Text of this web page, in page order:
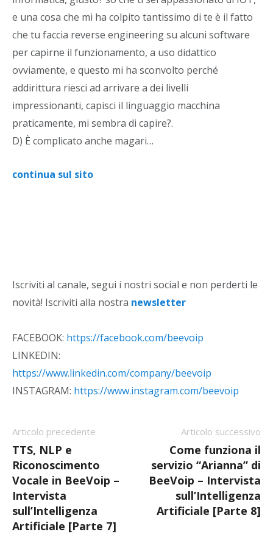
e una cosa che mi ha colpito tantissimo di te è il fatto
che tu faccia reverse engineering su alcuni software
per capirne il funzionamento, a uso didattico
ovviamente, e questo mi ha sconvolto perché
addirittura riesci ad arrivare a dei livelli
impressionanti, capisci il linguaggio macchina
praticamente, mi sembra di capire?.
D) È complicato anche magari…
continua sul sito
Iscriviti al canale, segui i nostri social e non perderti le
novità! Iscriviti alla nostra newsletter
FACEBOOK: https://facebook.com/beevoip
LINKEDIN:
https://www.linkedin.com/company/beevoip
INSTAGRAM: https://www.instagram.com/beevoip
Articolo precedente
TTS, NLP e
Riconoscimento
Vocale in BeeVoip –
Intervista
sull’Intelligenza
Artificiale [Parte 7]
Articolo successivo
Come funziona il
servizio “Arianna” di
BeeVoip – Intervista
sull’Intelligenza
Artificiale [Parte 8]